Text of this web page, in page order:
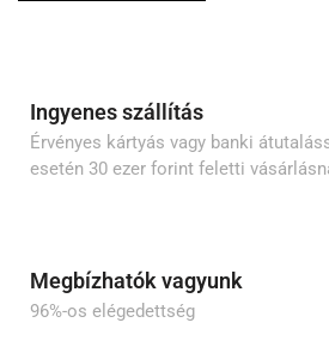
Ingyenes szállítás
Érvényes kártyás vagy banki
esetén 30 ezer forint feletti
Megbízhatók vagyunk
96%-os elégedettség